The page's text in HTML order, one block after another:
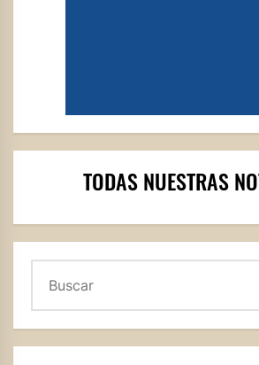
TODAS NUESTRAS